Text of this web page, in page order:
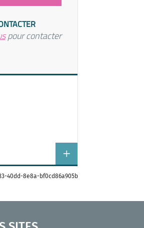
pour contacter
40dd-8e8a-bf0cd86a905b